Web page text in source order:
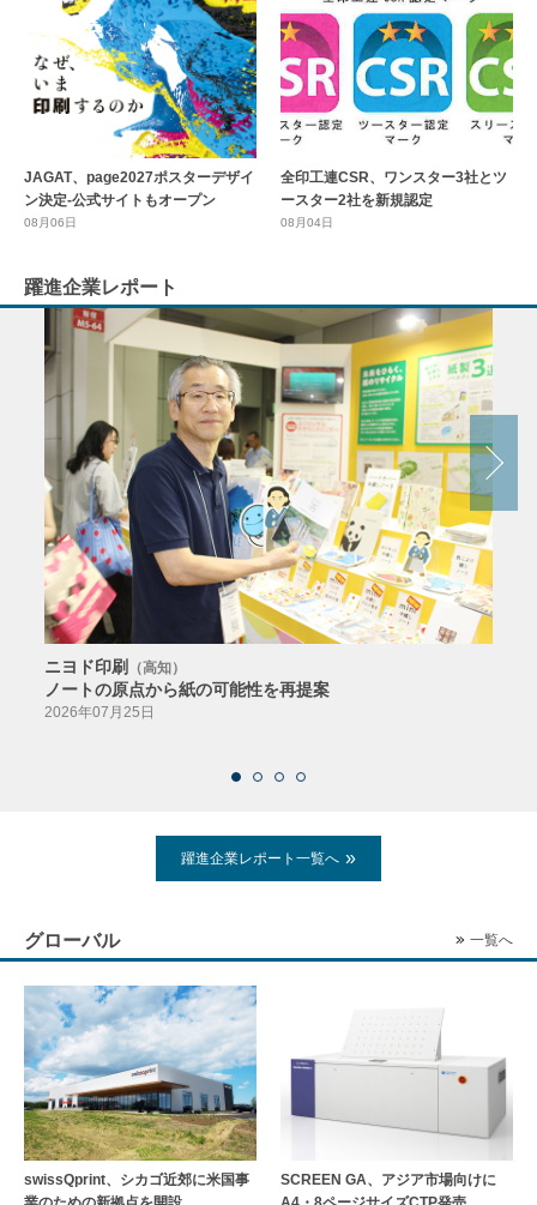
JAGAT、page2027ポスターデザイ
ン決定-公式サイトもオープン
08月06日
全印工連CSR、ワンスター3社とツ
ースター2社を新規認定
08月04日
躍進企業レポート
ニヨド印刷 （高知）
ノートの原点から紙の可能性を再提案
2026年07月25日
躍進企業レポート一覧へ
グローバル 一覧へ
swissQprint、シカゴ近郊に⽶国事
SCREEN GA、アジア市場向けに